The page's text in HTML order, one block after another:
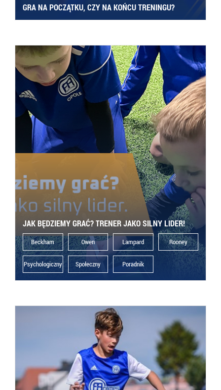
GRA NA POCZĄTKU, CZY NA KOŃCU TRENINGU?
JAK BĘDZIEMY GRAĆ? TRENER JAKO SILNY LIDER!
Beckham Owen Lampard Rooney
Psychologiczny Społeczny Poradnik